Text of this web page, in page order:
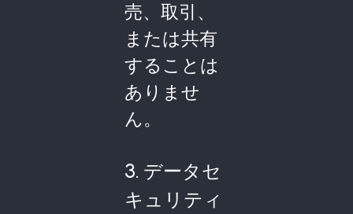
売、取引、
または共有
することは
ありませ
ん。
3. データセ
キュリティ